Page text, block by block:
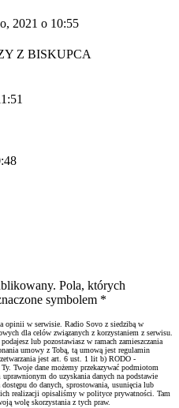
2021 o 10:55
Z BISKUPCA
Pola, których
symbolem *
opinii w serwisie. Radio Sovo z siedzibą w
dla celów związanych z korzystaniem z serwisu.
lub pozostawiasz w ramach zamieszczania
umowy z Tobą, tą umową jest regulamin
jest art. 6 ust. 1 lit b) RODO -
Twoje dane możemy przekazywać podmiotom
uprawnionym do uzyskania danych na podstawie
do danych, sprostowania, usunięcia lub
realizacji opisaliśmy w polityce prywatności. Tam
wolę skorzystania z tych praw.